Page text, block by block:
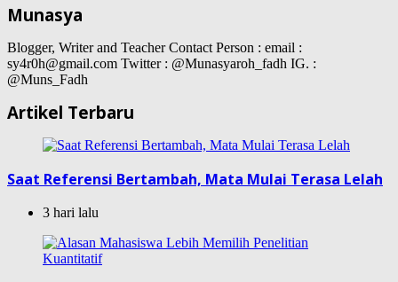
Munasya
Blogger, Writer and Teacher Contact Person : email :
sy4r0h@gmail.com Twitter : @Munasyaroh_fadh IG. :
@Muns_Fadh
Artikel Terbaru
Saat Referensi Bertambah, Mata Mulai Terasa Lelah
3 hari lalu